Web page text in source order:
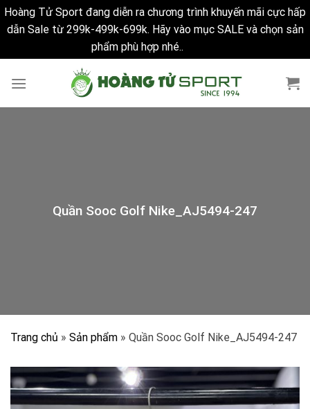
Hoàng Tử Sport đang diễn ra chương trình khuyến mãi cực hấp
dẫn Sale từ 299k-499k-699k. Hãy vào mục SALE và chọn sản
phẩm phù hợp nhé..
Quần Sooc Golf Nike_AJ5494-247
Trang chủ » Sản phẩm » Quần Sooc Golf Nike_AJ5494-247